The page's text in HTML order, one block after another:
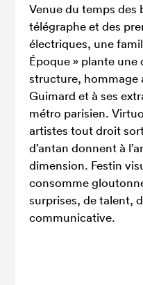
Venue du temps des
télégraphe et des
électriques, une
Époque » plante
structure, hommage
Guimard et à ses
métro parisien.
artistes tout droit
d’antan donnent à
dimension. Festin
consomme
surprises, de talent,
communicative.